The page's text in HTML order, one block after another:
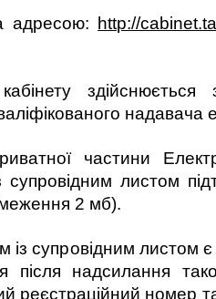
адресою: http://
здійснюється
надавача
частини
листом
2 мб).
супровідним листом є
після надсилання
реєстраційний номер